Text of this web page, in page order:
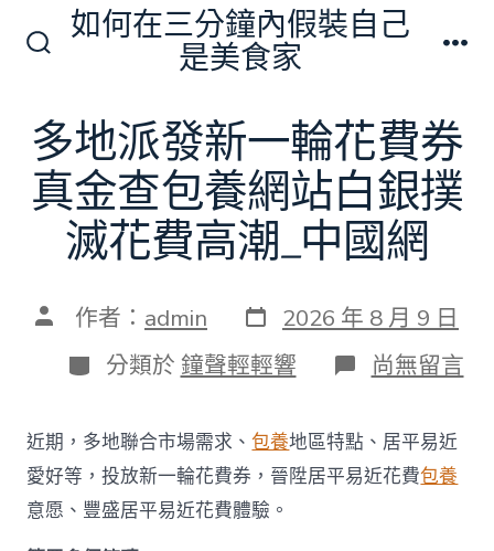
切
換
開
關
如何在三分鐘內假裝自己
是美食家
多地派發新一輪花費券
真金查包養網站白銀撲
滅花費高潮_中國網
文 作者： admin 發
表
日
期
2026 年 8 月 9 日
分
類
分類於 鐘聲輕輕響 在
〈多
派
發
新
尚無留言
近期，多地聯合市場需求、包養地區特點、居平易近
愛好等，投放新一輪花費券，晉陞居平易近花費包養
意愿、豐盛居平易近花費體驗。